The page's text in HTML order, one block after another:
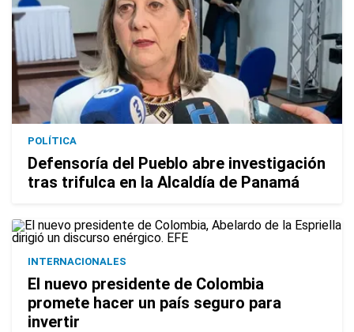
POLÍTICA
Defensoría del Pueblo abre investigación
tras trifulca en la Alcaldía de Panamá
INTERNACIONALES
El nuevo presidente de Colombia
promete hacer un país seguro para
invertir